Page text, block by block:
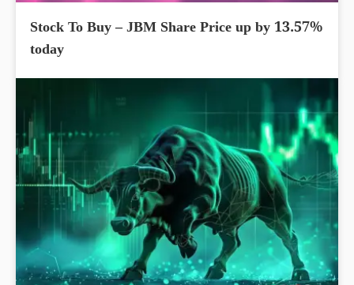
Stock To Buy – JBM Share Price up by 13.57%
today